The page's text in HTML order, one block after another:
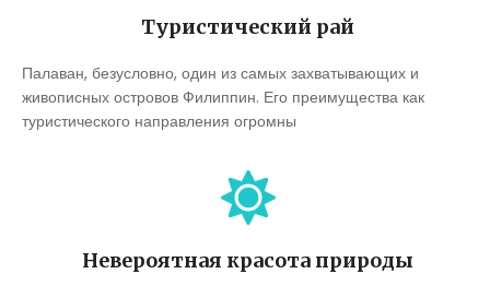
Туристический рай
Палаван, безусловно, один из самых захватывающих и
живописных островов Филиппин. Его преимущества как
туристического направления огромны
Невероятная красота природы